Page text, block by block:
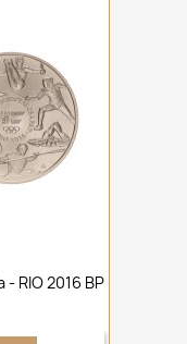
RIO 2016 BP